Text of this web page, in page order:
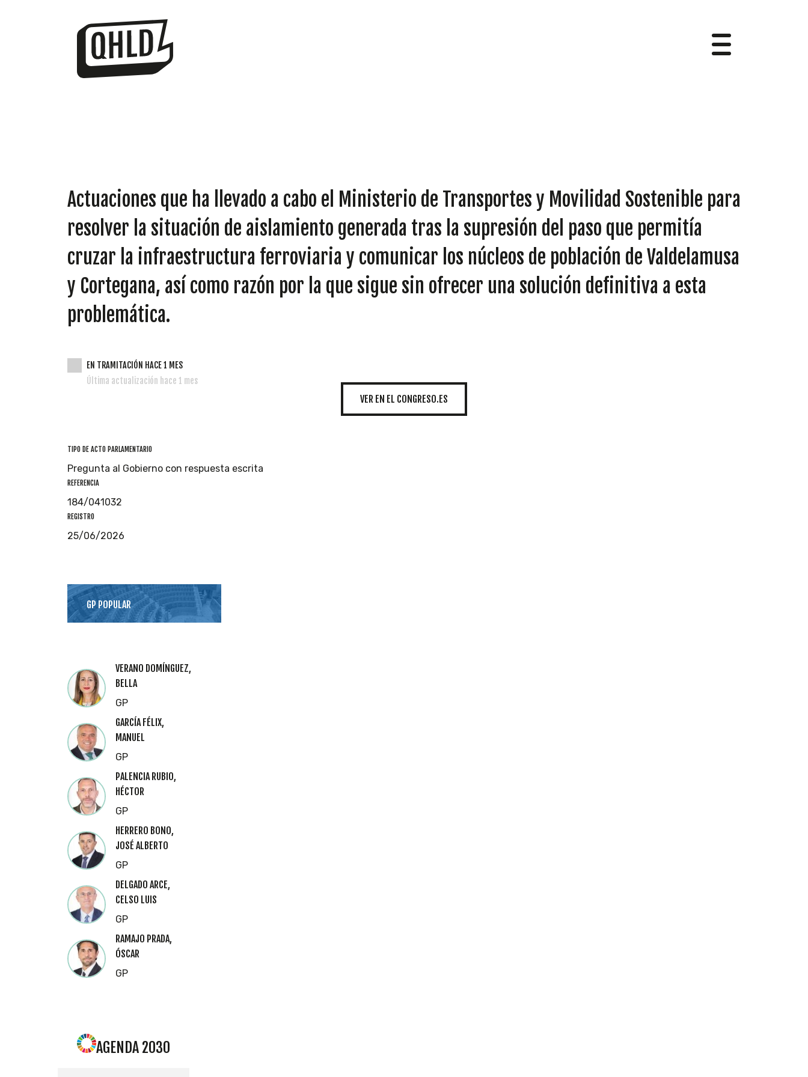
GRUPOS
INICIATIVAS
Actuaciones que ha llevado a cabo el Ministerio de Transportes y Movilidad Sostenible para
resolver la situación de aislamiento generada tras la supresión del paso que permitía
cruzar la infraestructura ferroviaria y comunicar los núcleos de población de Valdelamusa
y Cortegana, así como razón por la que sigue sin ofrecer una solución definitiva a esta
problemática.
EN TRAMITACIÓN HACE 1 MES
Última actualización hace 1 mes
VER EN EL CONGRESO.ES
TIPO DE ACTO PARLAMENTARIO
Pregunta al Gobierno con respuesta escrita
REFERENCIA
184/041032
REGISTRO
25/06/2026
GP POPULAR
VERANO DOMÍNGUEZ,
BELLA
GP
GARCÍA FÉLIX,
MANUEL
GP
PALENCIA RUBIO,
HÉCTOR
GP
HERRERO BONO,
JOSÉ ALBERTO
GP
DELGADO ARCE,
CELSO LUIS
GP
RAMAJO PRADA,
ÓSCAR
GP
AGENDA 2030